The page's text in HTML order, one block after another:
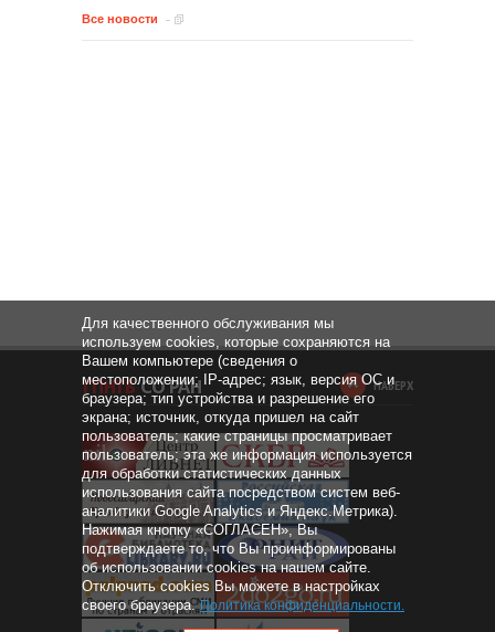
Все новости
НАВЕРХ
Для качественного обслуживания мы
используем cookies, которые сохраняются на
Вашем компьютере (сведения о
местоположении; IP-адрес; язык, версия ОС и
браузера; тип устройства и разрешение его
экрана; источник, откуда пришел на сайт
пользователь; какие страницы просматривает
пользователь; эта же информация используется
для обработки статистических данных
использования сайта посредством систем веб-
аналитики Google Analytics и Яндекс.Метрика).
Нажимая кнопку «СОГЛАСЕН», Вы
подтверждаете то, что Вы проинформированы
об использовании cookies на нашем сайте.
Отключить cookies Вы можете в настройках
своего браузера.Политика конфиденциальности.